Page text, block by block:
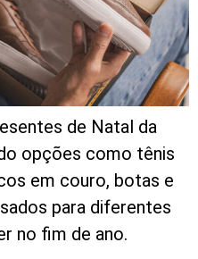
de Natal da
opções como tênis
em couro, botas e
para diferentes
no fim de ano.